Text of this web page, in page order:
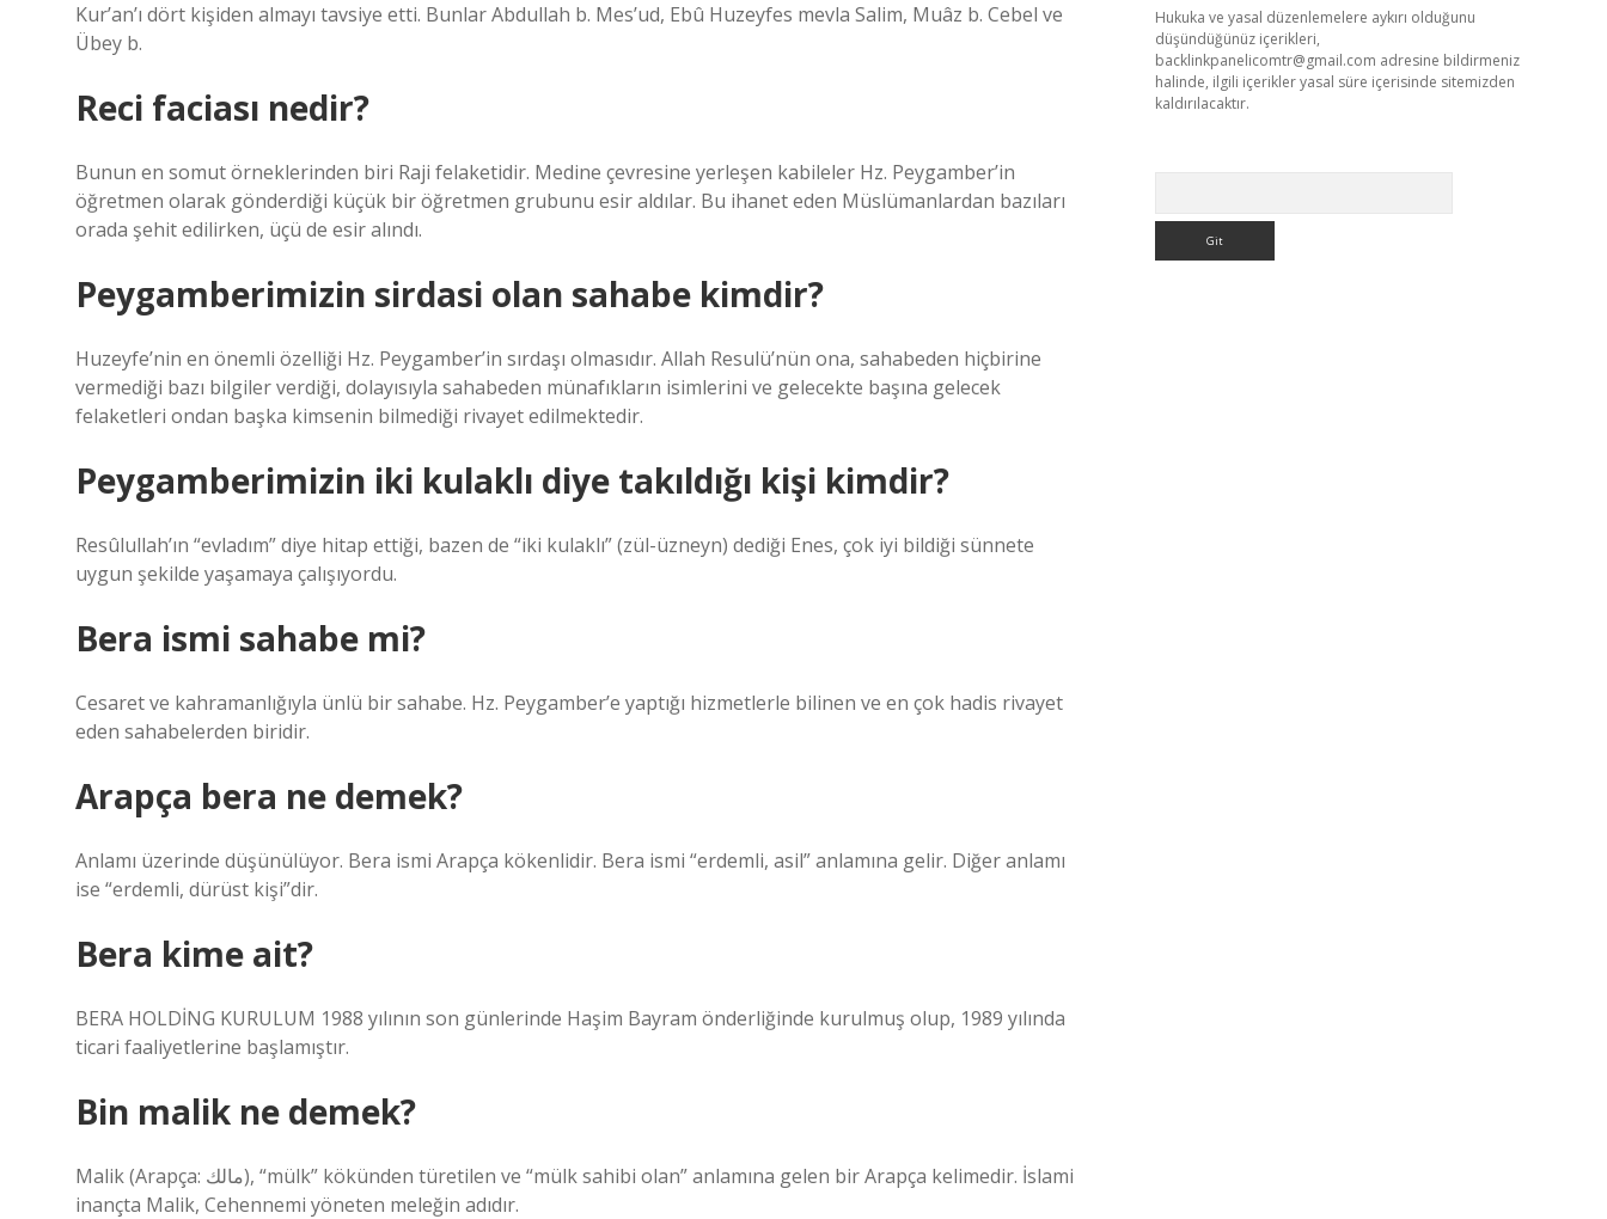
Kur’an’ı dört kişiden almayı tavsiye etti. Bunlar Abdullah b. Mes’ud, Ebû Huzeyfes mevla Salim, Muâz b. Cebel ve
Übey b.
Reci faciası nedir?
Bunun en somut örneklerinden biri Raji felaketidir. Medine çevresine yerleşen kabileler Hz. Peygamber’in
öğretmen olarak gönderdiği küçük bir öğretmen grubunu esir aldılar. Bu ihanet eden Müslümanlardan bazıları
orada şehit edilirken, üçü de esir alındı.
Peygamberimizin sirdasi olan sahabe kimdir?
Huzeyfe’nin en önemli özelliği Hz. Peygamber’in sırdaşı olmasıdır. Allah Resulü’nün ona, sahabeden hiçbirine
vermediği bazı bilgiler verdiği, dolayısıyla sahabeden münafıkların isimlerini ve gelecekte başına gelecek
felaketleri ondan başka kimsenin bilmediği rivayet edilmektedir.
Peygamberimizin iki kulaklı diye takıldığı kişi kimdir?
Resûlullah’ın “evladım” diye hitap ettiği, bazen de “iki kulaklı” (zül-üzneyn) dediği Enes, çok iyi bildiği sünnete
uygun şekilde yaşamaya çalışıyordu.
Bera ismi sahabe mi?
Cesaret ve kahramanlığıyla ünlü bir sahabe. Hz. Peygamber’e yaptığı hizmetlerle bilinen ve en çok hadis rivayet
eden sahabelerden biridir.
Arapça bera ne demek?
Anlamı üzerinde düşünülüyor. Bera ismi Arapça kökenlidir. Bera ismi “erdemli, asil” anlamına gelir. Diğer anlamı
ise “erdemli, dürüst kişi”dir.
Bera kime ait?
BERA HOLDİNG KURULUM 1988 yılının son günlerinde Haşim Bayram önderliğinde kurulmuş olup, 1989 yılında
ticari faaliyetlerine başlamıştır.
Bin malik ne demek?
Malik (Arapça: مالك), “mülk” kökünden türetilen ve “mülk sahibi olan” anlamına gelen bir Arapça kelimedir. İslami
inançta Malik, Cehennemi yöneten meleğin adıdır.
Hukuka ve yasal düzenlemelere aykırı olduğunu
düşündüğünüz içerikleri,
backlinkpanelicomtr@gmail.com adresine bildirmeniz
halinde, ilgili içerikler yasal süre içerisinde sitemizden
kaldırılacaktır.